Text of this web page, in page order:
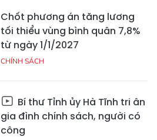
Chốt phương án tăng lương
tối thiểu vùng bình quân 7,8%
từ ngày 1/1/2027
CHÍNH SÁCH
Bí thư Tỉnh ủy Hà Tĩnh tri ân
gia đình chính sách, người có
công